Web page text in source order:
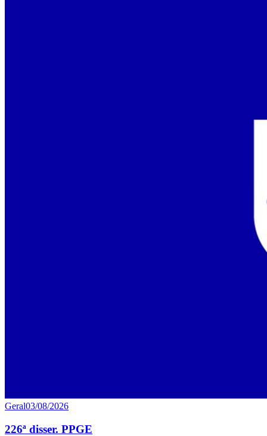
Geral03/08/2026
226ª disser. PPGE